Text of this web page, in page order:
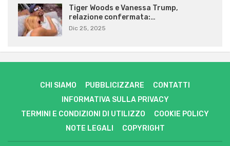
Tiger Woods e Vanessa Trump,
relazione confermata:…
Dic 25, 2025
CHI SIAMO PUBBLICIZZARE
CONTATTI
INFORMATIVA SULLA PRIVACY
TERMINI E CONDIZIONI DI UTILIZZO
COOKIE POLICY
NOTE LEGALI
COPYRIGHT